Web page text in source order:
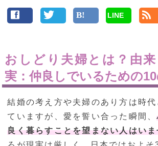
LINE
おしどり夫婦とは？由
実：仲良しでいるための
結婚の考え方や夫婦のあり方は時
ていますが、愛を誓い合った瞬間、
良く暮らすことを望まない人はい